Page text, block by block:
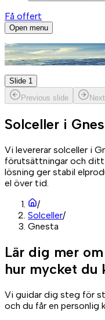
Få offert
Open menu
Slide 1
Previous slide
Solceller i
Vi levererar solceller i
förutsättningar och ditt
lösning ger stabil
el över tid.
/
Solceller/
Gnesta
Lär dig mer om
hur mycket du
Vi guidar dig steg för
och du får en personlig